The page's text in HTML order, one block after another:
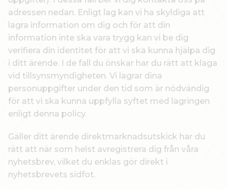
adressen nedan. Enligt lag kan vi ha skyldiga att
lagra information om dig och för att din
information inte ska vara trygg kan vi be dig
verifiera din identitet för att vi ska kunna hjälpa dig
i ditt ärende. I de fall du önskar har du rätt att klaga
vid tillsynsmyndigheten. Vi lagrar dina
personuppgifter under den tid som är nödvändig
för att vi ska kunna uppfylla syftet med lagringen
enligt denna policy.
Gäller ditt ärende direktmarknadsutskick har du
rätt att när som helst avregistrera dig från våra
nyhetsbrev, vilket du enklas gör direkt i
nyhetsbrevets sidfot.